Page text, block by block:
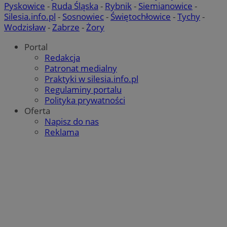
Pyskowice - Ruda Śląska - Rybnik- Siemianowice -
Silesia.info.pl - Sosnowiec- Świętochłowice -Tychy-
Wodzisław-Zabrze -Żory
Portal
Redakcja
Patronat medialny
Praktyki w silesia.info.pl
Regulaminy portalu
Polityka prywatności
Oferta
Napisz do nas
Reklama
QeSessID
MvSessID
VISITOR_PRIVACY_METADATA